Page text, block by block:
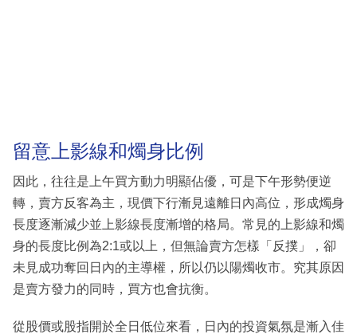
留意上影線和燭身比例
因此，往往是上午買方動力明顯佔優，可是下午形勢便逆
轉，賣方反客為主，現價下行漸見遠離日內高位，形成燭身
長度逐漸減少並上影線長度漸增的格局。常見的上影線和燭
身的長度比例為2:1或以上，但無論賣方怎樣「反撲」，卻
未見成功奪回日內的主導權，所以仍以陽燭收市。究其原因
是賣方發力的同時，買方也會抗衡。
從股價或股指開於全日低位來看，日內的投資氣氛是漸入佳